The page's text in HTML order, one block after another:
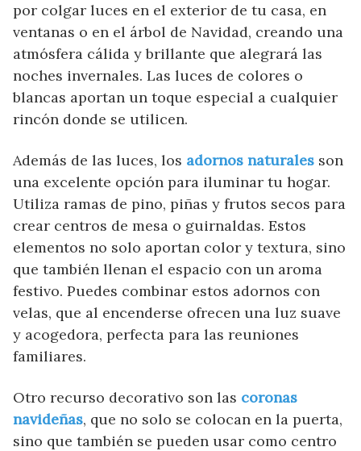
por colgar luces en el exterior de tu casa, en
ventanas o en el árbol de Navidad, creando una
atmósfera cálida y brillante que alegrará las
noches invernales. Las luces de colores o
blancas aportan un toque especial a cualquier
rincón donde se utilicen.
Además de las luces, los adornos naturales son
una excelente opción para iluminar tu hogar.
Utiliza ramas de pino, piñas y frutos secos para
crear centros de mesa o guirnaldas. Estos
elementos no solo aportan color y textura, sino
que también llenan el espacio con un aroma
festivo. Puedes combinar estos adornos con
velas, que al encenderse ofrecen una luz suave
y acogedora, perfecta para las reuniones
familiares.
Otro recurso decorativo son las coronas
navideñas, que no solo se colocan en la puerta,
sino que también se pueden usar como centro